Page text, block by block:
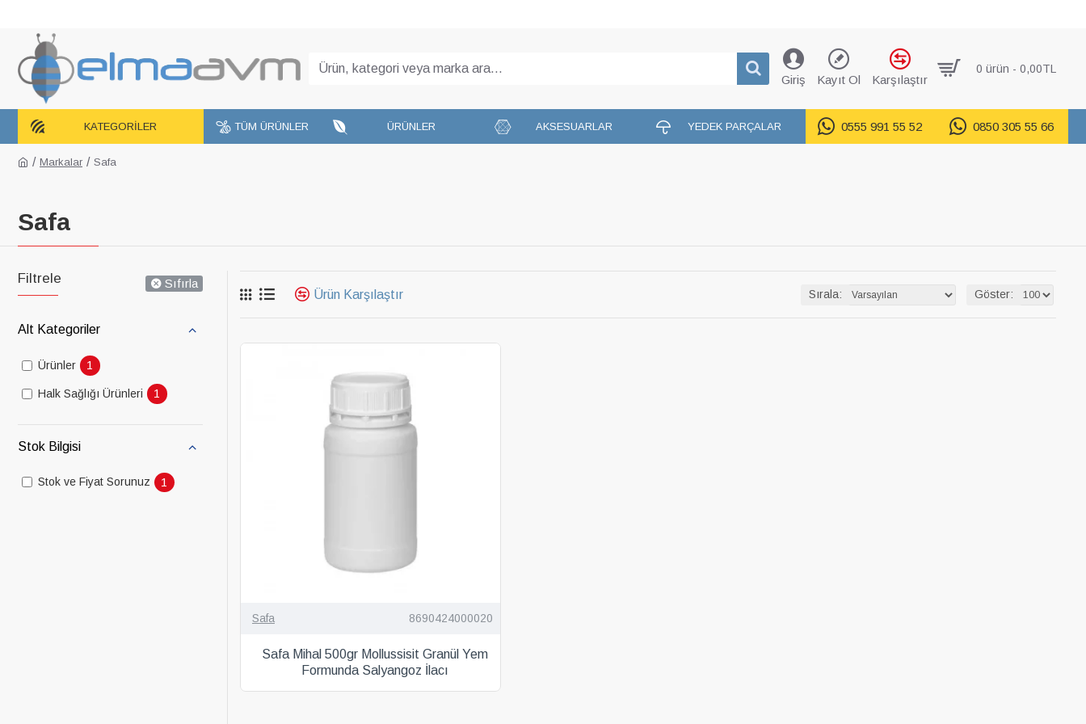
Giriş Kayıt Ol Karşılaştır
0 ürün - 0,00TL
KATEGORILER TÜM ÜRÜNLER ÜRÜNLER AKSESUARLAR YEDEK PARÇALAR 0555 991 55 52 0850 305 55 66
Markalar Safa
Safa
Filtrele Sıfırla
Alt Kategoriler
Ürünler 1
Halk Sağlığı Ürünleri 1
Stok Bilgisi
Stok ve Fiyat Sorunuz 1
Ürün Karşılaştır Sırala: Göster:
Safa 8690424000020
Safa Mihal 500gr Mollussisit Granül Yem
Formunda Salyangoz İlacı